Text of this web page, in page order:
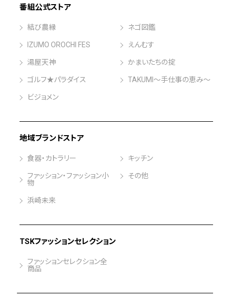
番組公式ストア
結び農縁 ネゴ図鑑
IZUMO OROCHI FES えんむす
湯屋天神 かまいたちの掟
ゴルフ★パラダイス TAKUMI～手仕事の恵み～
ビジョメン
地域ブランドストア
食器・カトラリー キッチン
ファッション・ファッション小
物
その他
浜崎未来
TSKファッションセレクション
ファッションセレクション全
商品